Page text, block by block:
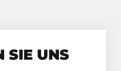
SIE UNS